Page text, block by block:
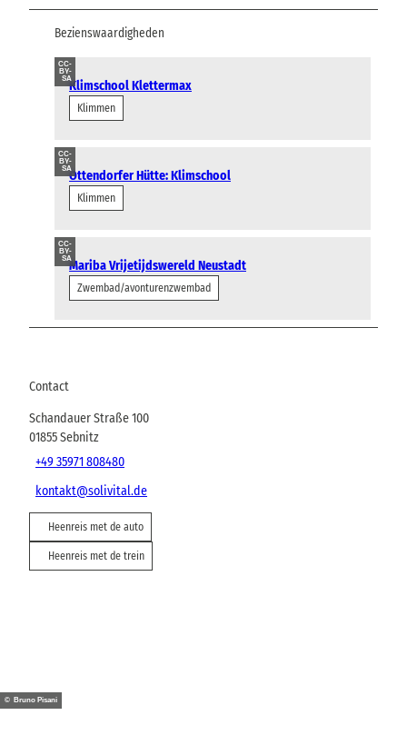
Bezienswaardigheden
CC-
BY-
SAKlimschool Klettermax
Klimmen
CC-
BY-
SAOttendorfer Hütte: Klimschool
Klimmen
CC-
BY-
SAMariba Vrijetijdswereld Neustadt
Zwembad/avonturenzwembad
Contact
Schandauer Straße 100
01855Sebnitz
+49 35971 808480
kontakt@solivital.de
Heenreis met de auto
Heenreis met de trein
© Bruno Pisani